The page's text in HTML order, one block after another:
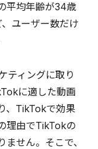
平均年齢が34歳
ユーザー数だけ
ティングに取り
に適した動画
、TikTokで効果
理由でTikTokの
せん。そこで、